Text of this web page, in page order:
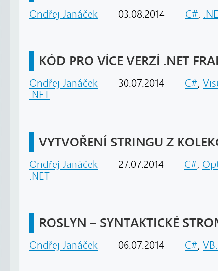
Ondřej Janáček 03.08.2014 C#,
KÓD PRO VÍCE VERZÍ .NET
Ondřej Janáček 30.07.2014 C#,
.NET
VYTVOŘENÍ STRINGU Z
Ondřej Janáček 27.07.2014 C#,
.NET
ROSLYN – SYNTAKTICKÉ
Ondřej Janáček 06.07.2014 C#,